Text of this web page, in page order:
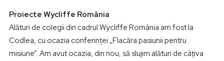
Proiecte Wycliffe România
Alături de colegii din cadrul Wycliffe România am fost la
Codlea, cu ocazia conferinței „Flacăra pasiunii pentru
misiune”. Am avut ocazia, din nou, să slujim alături de câțiva